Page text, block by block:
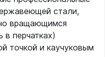
стали,
вращающимся
в перчатках)
точкой и каучуковым